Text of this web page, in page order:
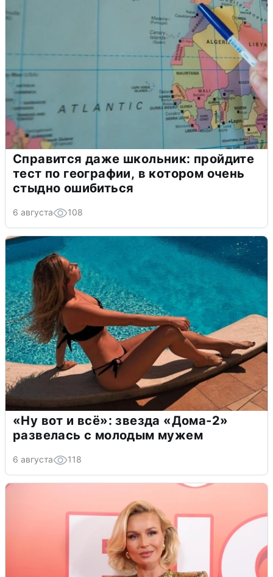
Справится даже школьник: пройдите
тест по географии, в котором очень
стыдно ошибиться
6 августа 108
«Ну вот и всё»: звезда «Дома-2»
развелась с молодым мужем
6 августа 118